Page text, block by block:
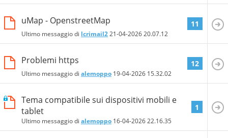
uMap - OpenstreetMap
Ultimo messaggio di lcrimail221-04-202620.07.12
11
Problemi https
Ultimo messaggio di alemoppo 19-04-2026 15.32.02
12
Tema compatibile sui dispositivi mobili e
tablet
Ultimo messaggio di alemoppo 16-04-202622.16.35
1